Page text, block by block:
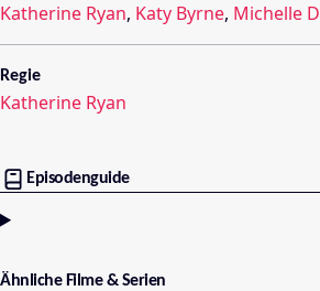
Katherine Ryan, Katy Byrne, Michelle
Regie
Katherine Ryan
Episodenguide
Ähnliche Filme & Serien